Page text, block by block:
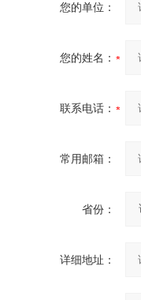
您的单位：
您的姓名：
联系电话：
常用邮箱：
省份：
详细地址：